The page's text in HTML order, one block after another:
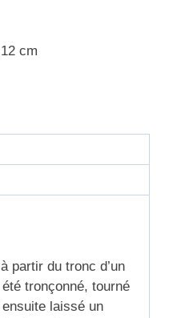
cm
partir du tronc d’un
tronçonné, tourné
laissé un